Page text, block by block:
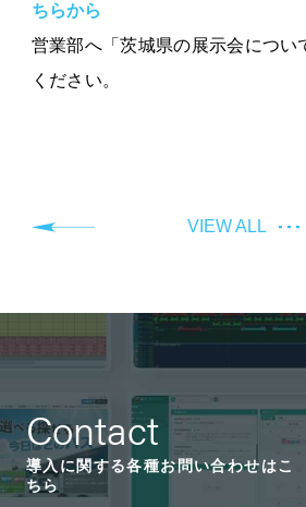
ちらから
営業部へ「茨城県の展示会につい
ください。
VIEW ALL
Contact
導入に関する各種お問い合わせはこ
ちら